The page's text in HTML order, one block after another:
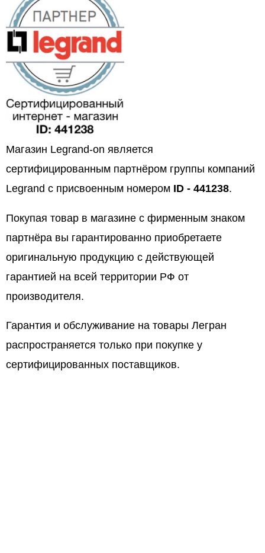
Магазин Legrand-on является
сертифицированным партнёром группы компаний
Legrand с присвоенным номером ID - 441238.
Покупая товар в магазине с фирменным знаком
партнёра вы гарантированно приобретаете
оригинальную продукцию с действующей
гарантией на всей территории РФ от
производителя.
Гарантия и обслуживание на товары Легран
распространяется только при покупке у
сертифицированных поставщиков.